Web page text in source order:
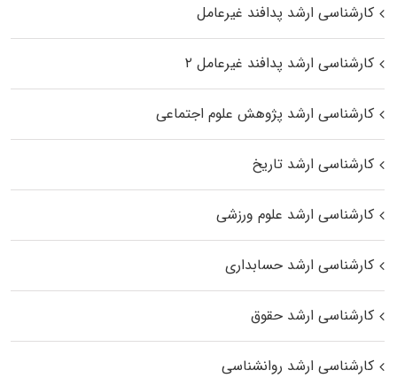
کارشناسی ارشد پدافند غیرعامل
کارشناسی ارشد پدافند غیرعامل ۲
کارشناسی ارشد پژوهش علوم اجتماعی
کارشناسی ارشد تاریخ
کارشناسی ارشد علوم ورزشی
کارشناسی ارشد حسابداری
کارشناسی ارشد حقوق
کارشناسی ارشد روانشناسی